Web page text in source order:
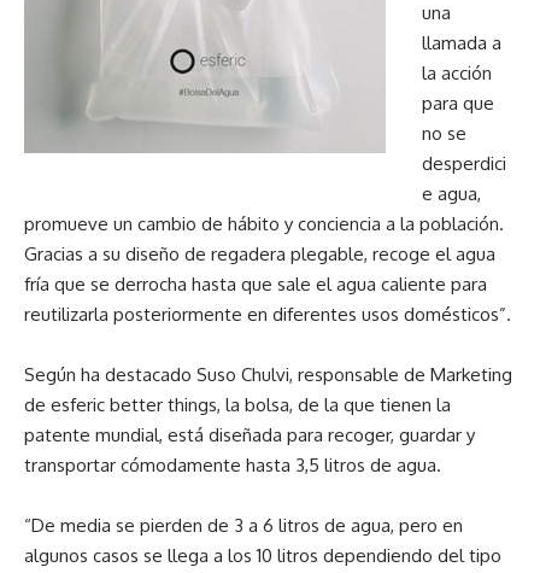
una
llamada a
la acción
para que
no se
desperdici
e agua,
promueve un cambio de hábito y conciencia a la población.
Gracias a su diseño de regadera plegable, recoge el agua
fría que se derrocha hasta que sale el agua caliente para
reutilizarla posteriormente en diferentes usos domésticos”.
Según ha destacado Suso Chulvi, responsable de Marketing
de esferic better things, la bolsa, de la que tienen la
patente mundial, está diseñada para recoger, guardar y
transportar cómodamente hasta 3,5 litros de agua.
“De media se pierden de 3 a 6 litros de agua, pero en
algunos casos se llega a los 10 litros dependiendo del tipo